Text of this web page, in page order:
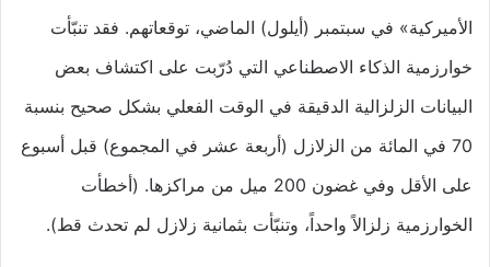
الأميركية» في سبتمبر (أيلول) الماضي، توقعاتهم. فقد تنبّأت
خوارزمية الذكاء الاصطناعي التي دُرّبت على اكتشاف بعض
البيانات الزلزالية الدقيقة في الوقت الفعلي بشكل صحيح بنسبة
70 في المائة من الزلازل (أربعة عشر في المجموع) قبل أسبوع
على الأقل وفي غضون 200 ميل من مراكزها. (أخطأت
الخوارزمية زلزالاً واحداً، وتنبّأت بثمانية زلازل لم تحدث قط).